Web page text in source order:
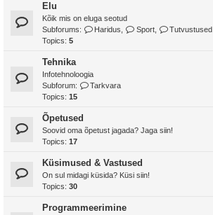
Elu
Kõik mis on eluga seotud
Subforums:
Haridus Sport,
Tutvustused
Topics: 5
Tehnika
Infotehnoloogia
Subforum:
Tarkvara
Topics: 15
Õpetused
Soovid oma õpetust jagada? Jaga siin!
Topics: 17
Küsimused & Vastused
On sul midagi küsida? Küsi siin!
Topics: 30
Programmeerimine